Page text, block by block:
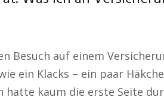
Besuch auf einem
ein Klacks – ein paar
hatte kaum die erste Seite